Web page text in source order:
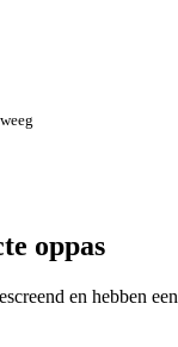
oppas
en hebben